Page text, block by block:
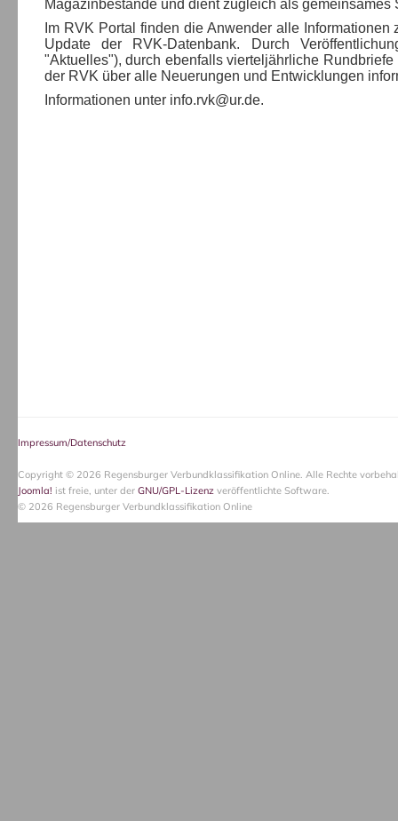
Magazinbestände und dient zugleich als
Im RVK Portal finden die Anwender alle
Update der RVK-Datenbank. Durch
"Aktuelles"), durch ebenfalls vierteljährliche
der RVK über alle Neuerungen und Entwicklungen
Informationen unter info.rvk@ur.de.
Impressum/Datenschutz
Copyright © 2026 Regensburger Verbundklassifikation Online. Alle Rechte
Joomla! ist freie, unter der GNU/GPL-Lizenz veröffentlichte Software.
© 2026 Regensburger Verbundklassifikation Online